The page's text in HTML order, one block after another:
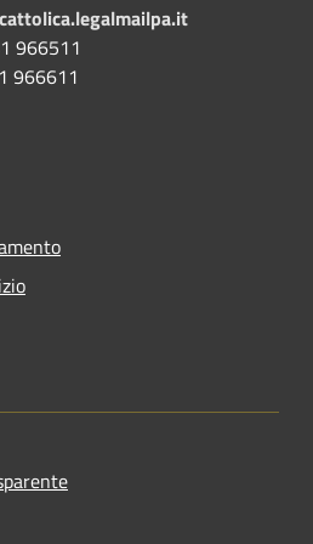
966511
966611